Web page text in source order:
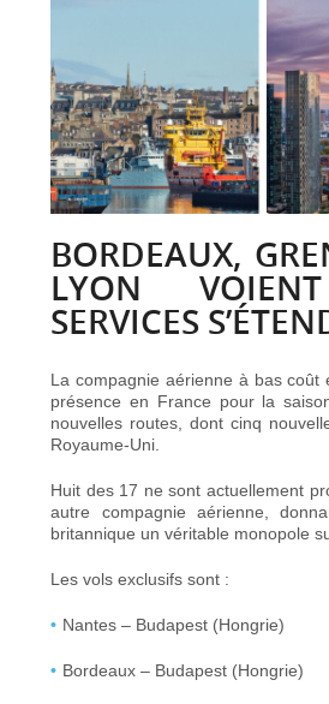
BORDEAUX,
LYON
SERVICES
La compagnie aérienne à bas coût
présence en France pour la
nouvelles routes, dont cinq
Royaume-Uni.
Huit des 17 ne sont actuellement
autre compagnie aérienne,
britannique un véritable monopole
Les vols exclusifs sont :
Nantes – Budapest (Hongrie)
Bordeaux – Budapest (Hongrie)